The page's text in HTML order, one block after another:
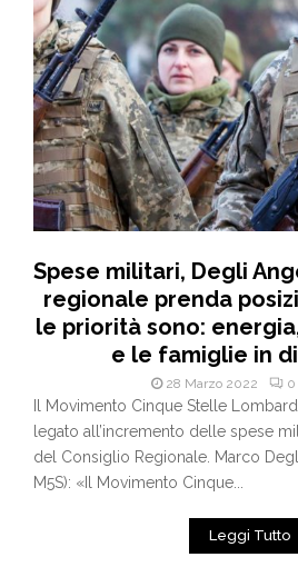
Spese militari, Degli
regionale prenda
le priorità sono:
e le famiglie in
28 Marzo 2022 0
Il Movimento Cinque Stelle
legato all’incremento delle spese
del Consiglio Regionale. Marco
M5S): «Il Movimento Cinque...
Leggi Tutto